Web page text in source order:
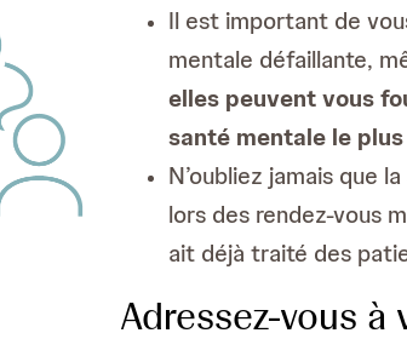
Il est important de
mentale défaillante,
elles peuvent vous
santé mentale le
N’oubliez jamais que
lors des rendez-vous
ait déjà traité des
Adressez-vous